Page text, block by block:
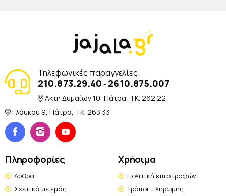
Τηλεφωνικές παραγγελίες:
210.873.29.40 - 2610.875.007
Ακτή Δυμαίων 10, Πάτρα, TK. 262 22
Γλάυκου 9, Πάτρα, TK. 263 33
Πληροφορίες
Άρθρα
Σχετικά με εμάς
Χρήσιμα
Πολιτική επιστροφών
Τρόποι πληρωμής